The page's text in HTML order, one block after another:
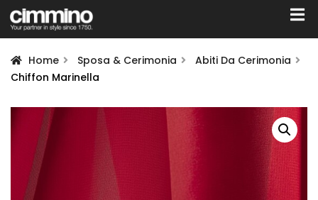
Home Sposa & Cerimonia
Abiti Da Cerimonia
Chiffon Marinella